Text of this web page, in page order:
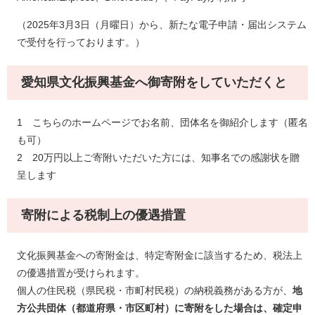
（2025年3月3日（月曜日）から、新たな電子申請・届出システム
で受付を行っております。）
愛知県文化振興基金へ御寄附をしていただくと
1 こちらのホームページでお名前、団体名を御紹介します（匿名
も可）
2 20万円以上ご寄附いただいた方には、知事名での感謝状を贈
呈します
寄附による税制上の優遇措置
文化振興基金への寄附金は、特定寄附金に該当するため、税法上
の優遇措置が受けられます。
個人の住民税（県民税・市町村民税）の納税義務がある方が、 地
方公共団体（都道府県・市区町村）に寄附をした場合は、確定申